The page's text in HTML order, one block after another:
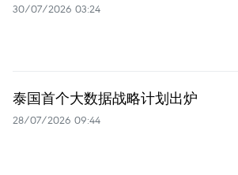
30/07/2026 03:24
泰国首个大数据战略计划出炉
28/07/2026 09:44